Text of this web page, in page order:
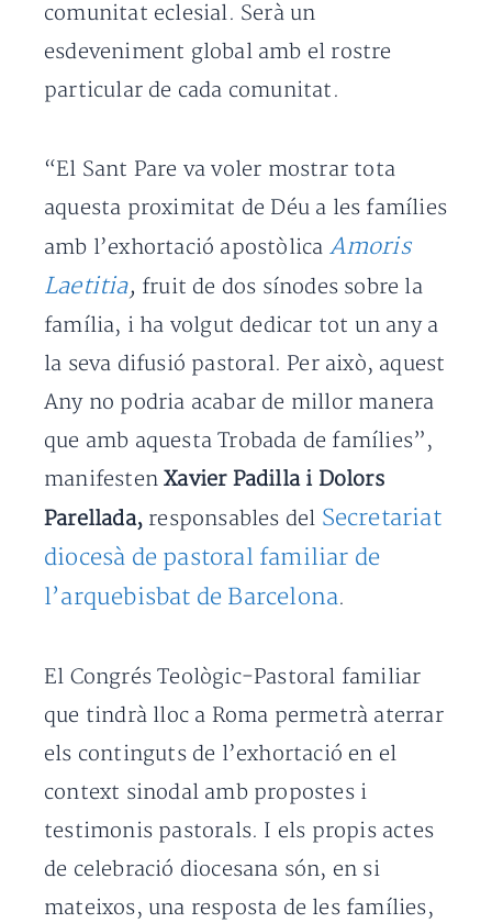
comunitat eclesial. Serà un
esdeveniment global amb el rostre
particular de cada comunitat.
“El Sant Pare va voler mostrar tota
aquesta proximitat de Déu a les famílies
amb l’exhortació apostòlica Amoris
Laetitia, fruit de dos sínodes sobre la
família, i ha volgut dedicar tot un any a
la seva difusió pastoral. Per això, aquest
Any no podria acabar de millor manera
que amb aquesta Trobada de famílies”,
manifestenXavier Padilla i Dolors
Parellada, responsables del Secretariat
diocesà de pastoral familiar de
l’arquebisbat de Barcelona.
El Congrés Teològic-Pastoral familiar
que tindrà lloc a Roma permetrà aterrar
els continguts de l’exhortació en el
context sinodal amb propostes i
testimonis pastorals. I els propis actes
de celebració diocesana són, en si
mateixos, una resposta de les famílies,